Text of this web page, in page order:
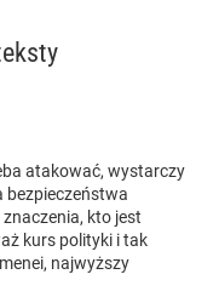
atakować, wystarczy
bezpieczeństwa
kto jest
kurs polityki i tak
najwyższy